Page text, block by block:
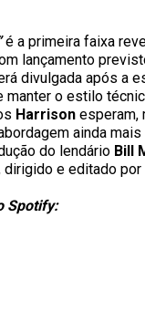
é a primeira faixa
lançamento
divulgada após a
manter o estilo
Harrison esperam,
ainda mais
do lendário Bill
e editado por
Spotify: